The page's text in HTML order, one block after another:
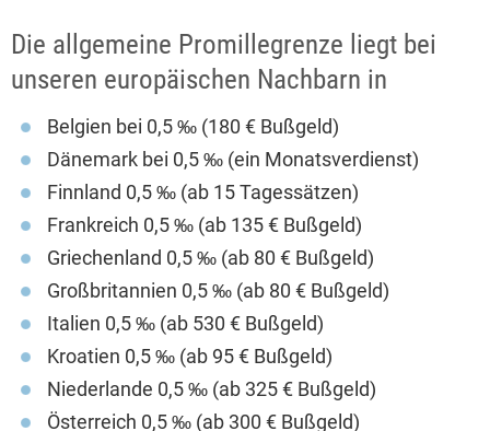
Die allgemeine Promillegrenze liegt bei
unseren europäischen Nachbarn in
Belgien bei 0,5 ‰ (180 € Bußgeld)
Dänemark bei 0,5 ‰ (ein Monatsverdienst)
Finnland 0,5 ‰ (ab 15 Tagessätzen)
Frankreich 0,5 ‰ (ab 135 € Bußgeld)
Griechenland 0,5 ‰ (ab 80 € Bußgeld)
Großbritannien 0,5 ‰ (ab 80 € Bußgeld)
Italien 0,5 ‰ (ab 530 € Bußgeld)
Kroatien 0,5 ‰ (ab 95 € Bußgeld)
Niederlande 0,5 ‰ (ab 325 € Bußgeld)
Österreich 0,5 ‰ (ab 300 € Bußgeld)